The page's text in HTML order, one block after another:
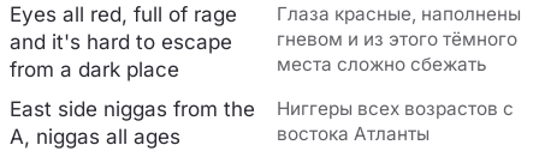
Eyes all red, full of rage
and it's hard to escape
from a dark place
Глаза красные, наполнены
гневом и из этого тёмного
места сложно сбежать
East side niggas from the
A, niggas all ages
Ниггеры всех возрастов с
востока Атланты